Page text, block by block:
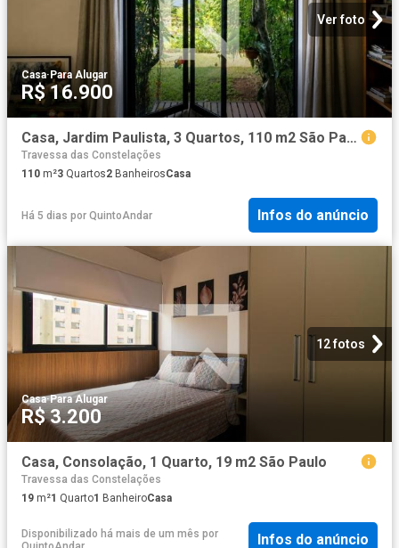
Ver foto
Casa· Para Alugar
R$ 16.900
Casa, Jardim Paulista, 3 Quartos, 110 m2 São Paulo
Travessa das Constelações
110 m²3 Quartos2 BanheirosCasa
Há 5 dias por QuintoAndar Infos do anúncio
12 fotos
Casa·Para Alugar
R$ 3.200
Casa, Consolação, 1 Quarto, 19 m2 São Paulo
Travessa das Constelações
19 m²1 Quarto1 BanheiroCasa
Disponibilizado há mais de um mês por
Infos do anúncio